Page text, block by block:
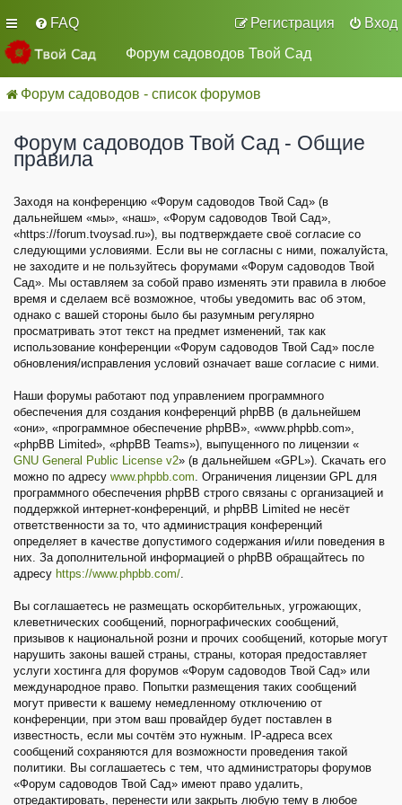
FAQ Вход
Регистрация
Форум садоводов Твой Сад
Форум садоводов - список форумов
Форум садоводов Твой Сад - Общие
правила
Заходя на конференцию «Форум садоводов Твой Сад» (в
дальнейшем «мы», «наш», «Форум садоводов Твой Сад»,
«https://forum.tvoysad.ru»), вы подтверждаете своё согласие со
следующими условиями. Если вы не согласны с ними, пожалуйста,
не заходите и не пользуйтесь форумами «Форум садоводов Твой
Сад». Мы оставляем за собой право изменять эти правила в любое
время и сделаем всё возможное, чтобы уведомить вас об этом,
однако с вашей стороны было бы разумным регулярно
просматривать этот текст на предмет изменений, так как
использование конференции «Форум садоводов Твой Сад» после
обновления/исправления условий означает ваше согласие с ними.
Наши форумы работают под управлением программного
обеспечения для создания конференций phpBB (в дальнейшем
«они», «программное обеспечение phpBB», «www.phpbb.com»,
«phpBB Limited», «phpBB Teams»), выпущенного по лицензии «
GNU General Public License v2» (в дальнейшем «GPL»). Скачать его
можно по адресу www.phpbb.com. Ограничения лицензии GPL для
программного обеспечения phpBB строго связаны с организацией и
поддержкой интернет-конференций, и phpBB Limited не несёт
ответственности за то, что администрация конференций
определяет в качестве допустимого содержания и/или поведения в
них. За дополнительной информацией о phpBB обращайтесь по
адресу https://www.phpbb.com/.
Вы соглашаетесь не размещать оскорбительных, угрожающих,
клеветнических сообщений, порнографических сообщений,
призывов к национальной розни и прочих сообщений, которые могут
нарушить законы вашей страны, страны, которая предоставляет
услуги хостинга для форумов «Форум садоводов Твой Сад» или
международное право. Попытки размещения таких сообщений
могут привести к вашему немедленному отключению от
конференции, при этом ваш провайдер будет поставлен в
известность, если мы сочтём это нужным. IP-адреса всех
сообщений сохраняются для возможности проведения такой
политики. Вы соглашаетесь с тем, что администраторы форумов
«Форум садоводов Твой Сад» имеют право удалить,
отредактировать, перенести или закрыть любую тему в любое